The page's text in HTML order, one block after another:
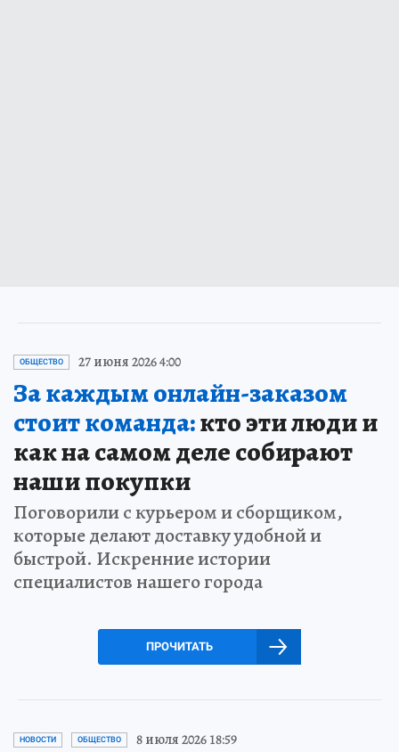
ОБЩЕСТВО 27 июня 2026 4:00
За каждым онлайн-заказом
стоит команда:кто эти люди и
как на самом деле собирают
наши покупки
Поговорили с курьером и сборщиком,
которые делают доставку удобной и
быстрой. Искренние истории
специалистов нашего города
ПРОЧИТАТЬ
НОВОСТИ ОБЩЕСТВО 8 июля 2026 18:59